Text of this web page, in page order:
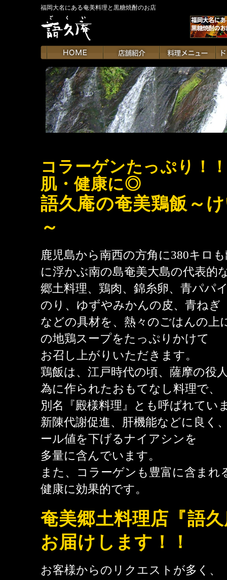
福岡大名にある奄美料理と黒糖焼酎のお店
コラーゲンたっぷり！
肌・健康に◎
語久庵の奄美鶏飯～
～
鹿児島から南西の方角に380キロ
に浮かぶ南の島奄美大島の代表的
郷土料理、鶏肉、錦糸卵、青パパ
のり、ゆずやみかんの皮、青ねぎ
などの具材を、熱々のごはんの上
の地鶏スープをたっぷりかけて
お召し上がりいただきます。
鶏飯は、江戸時代の頃、薩摩の役
為に作られたおもてなし料理で、
別名『殿様料理』とも呼ばれてい
新陳代謝促進、肝機能などに良く
ール値を下げるナイアシンを
多量に含んでいます。
また、コラーゲンも豊富に含まれ
健康に効果的です。
奄美郷土料理店『語
お届けします！！
お客様からのリクエストが多く、